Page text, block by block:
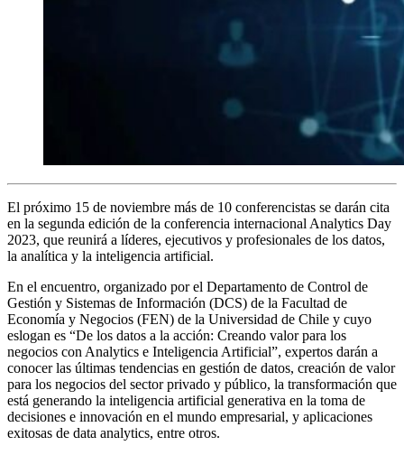
El próximo 15 de noviembre más de 10 conferencistas se darán cita
en la segunda edición de la conferencia internacional Analytics Day
2023, que reunirá a líderes, ejecutivos y profesionales de los datos,
la analítica y la inteligencia artificial.
En el encuentro, organizado por el Departamento de Control de
Gestión y Sistemas de Información (DCS) de la Facultad de
Economía y Negocios (FEN) de la Universidad de Chile y cuyo
eslogan es “De los datos a la acción: Creando valor para los
negocios con Analytics e Inteligencia Artificial”, expertos darán a
conocer las últimas tendencias en gestión de datos, creación de valor
para los negocios del sector privado y público, la transformación que
está generando la inteligencia artificial generativa en la toma de
decisiones e innovación en el mundo empresarial, y aplicaciones
exitosas de data analytics, entre otros.